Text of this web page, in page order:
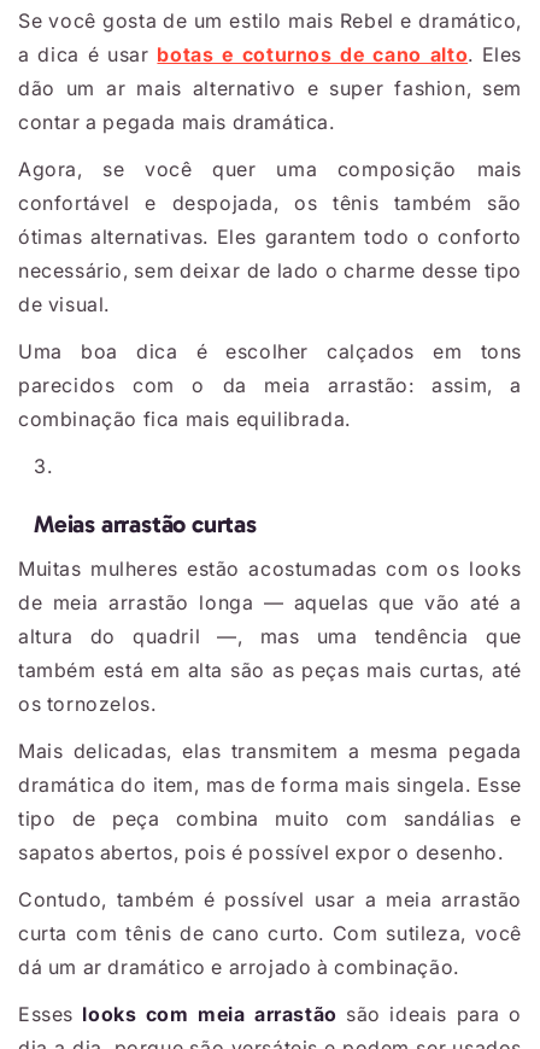
Se você gosta de um estilo mais Rebel e dramático,
a dica é usar botas e coturnos de cano alto. Eles
dão um ar mais alternativo e super fashion, sem
contar a pegada mais dramática.
Agora, se você quer uma composição mais
confortável e despojada, os tênis também são
ótimas alternativas. Eles garantem todo o conforto
necessário, sem deixar de lado o charme desse tipo
de visual.
Uma boa dica é escolher calçados em tons
parecidos com o da meia arrastão: assim, a
combinação fica mais equilibrada.
Meias arrastão curtas
Muitas mulheres estão acostumadas com os looks
de meia arrastão longa — aquelas que vão até a
altura do quadril —, mas uma tendência que
também está em alta são as peças mais curtas, até
os tornozelos.
Mais delicadas, elas transmitem a mesma pegada
dramática do item, mas de forma mais singela. Esse
tipo de peça combina muito com sandálias e
sapatos abertos, pois é possível expor o desenho.
Contudo, também é possível usar a meia arrastão
curta com tênis de cano curto. Com sutileza, você
dá um ar dramático e arrojado à combinação.
Esses looks com meia arrastão são ideais para o